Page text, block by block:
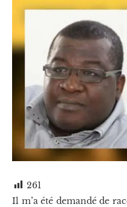
261
Il m’a été demandé de